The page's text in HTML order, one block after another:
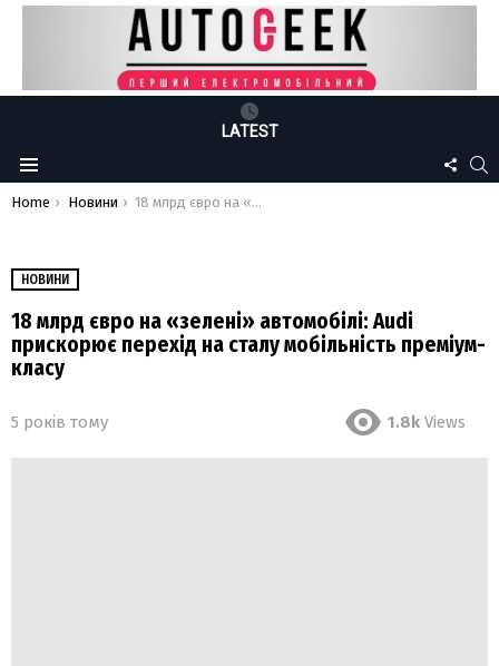
LATEST
Menu
US
You are here:
Home Новини 18 млрд євро на «зелені» автомобілі: Audi прискорює перехід на сталу мобільність преміум-класу
НОВИНИ
18 млрд євро на «зелені» автомобілі: Audi
прискорює перехід на сталу мобільність преміум-
класу
5 років тому 1.8k Views